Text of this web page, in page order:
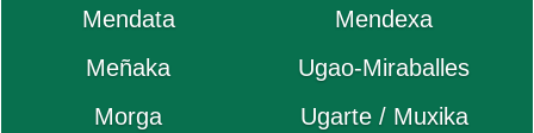
Mendata
Mendexa
Meñaka
Ugao-Miraballes
Morga
Ugarte / Muxika